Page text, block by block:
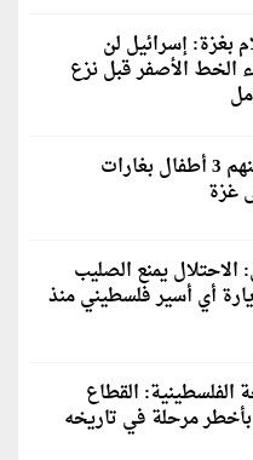
بغزة: إسرائيل لن
الخط الأصفر قبل نزع
10 شهداء منهم 3 أطفال بغارات
غزة
الاحتلال يمنع الصليب
أي أسير فلسطيني منذ
الفلسطينية: القطاع
مرحلة في تاريخه